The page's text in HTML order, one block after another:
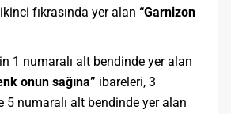
fıkrasında yer alan “Garnizon
1 numaralı alt bendinde yer alan
onun sağına” ibareleri, 3
5 numaralı alt bendinde yer alan